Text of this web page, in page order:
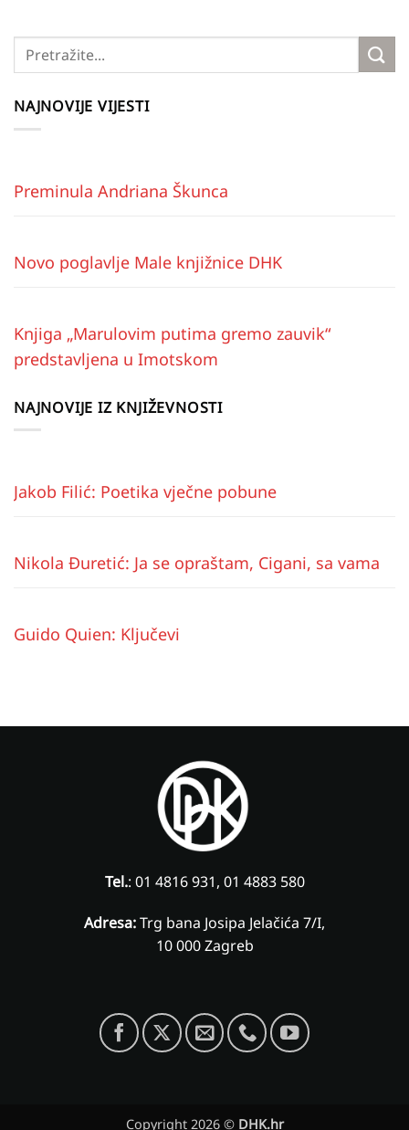
NAJNOVIJE VIJESTI
Preminula Andriana Škunca
Novo poglavlje Male knjižnice DHK
Knjiga „Marulovim putima gremo zauvik“
predstavljena u Imotskom
NAJNOVIJE IZ KNJIŽEVNOSTI
Jakob Filić: Poetika vječne pobune
Nikola Đuretić: Ja se opraštam, Cigani, sa vama
Guido Quien: Ključevi
Tel.: 01 4816 931, 01 4883 580
Adresa:Trg bana Josipa Jelačića 7/I,
10 000 Zagreb
Copyright 2026 © DHK.hr